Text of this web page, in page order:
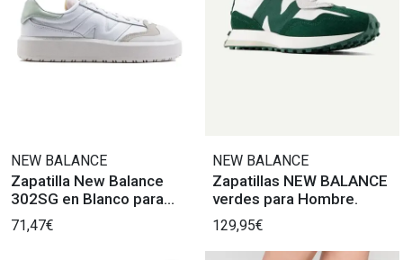
NEW BALANCE
Zapatilla New Balance
302SG en Blanco para
Mujer
71,47€
NEW BALANCE
Zapatillas NEW BALANCE
verdes para Hombre.
129,95€